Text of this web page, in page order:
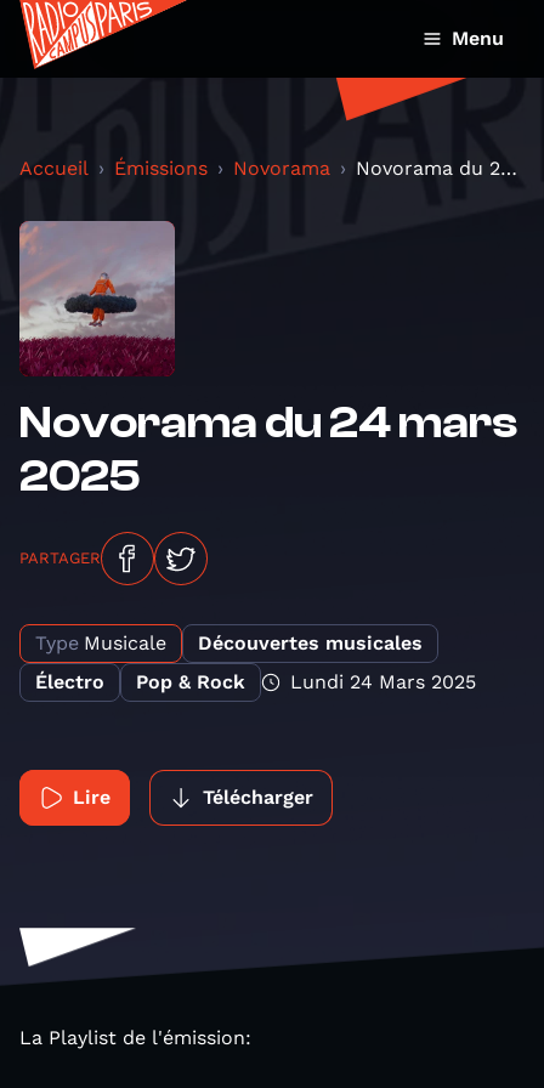
Menu
Accueil Émissions Novorama Novorama du 24 mars 2025
Novorama du 24 mars
2025
PARTAGER
Type Musicale
Découvertes musicales
Électro
Pop & Rock Lundi 24 Mars 2025
Lire Télécharger
La Playlist de l'émission: